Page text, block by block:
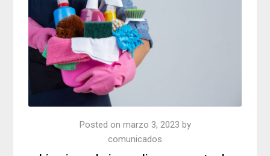
Posted on marzo 3, 2023 by
comunicados